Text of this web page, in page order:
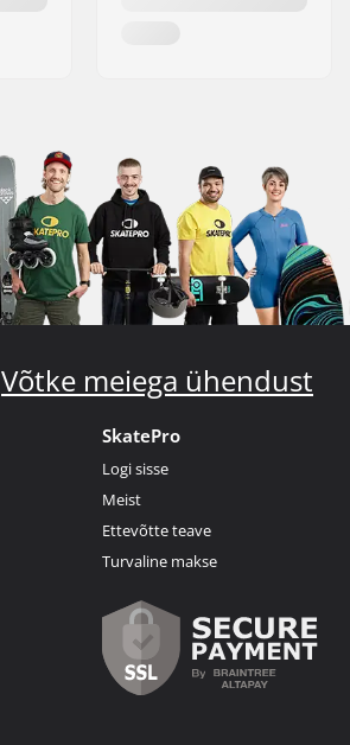
Võtke meiega ühendust
SkatePro
Logi sisse
Meist
Ettevõtte teave
Turvaline makse